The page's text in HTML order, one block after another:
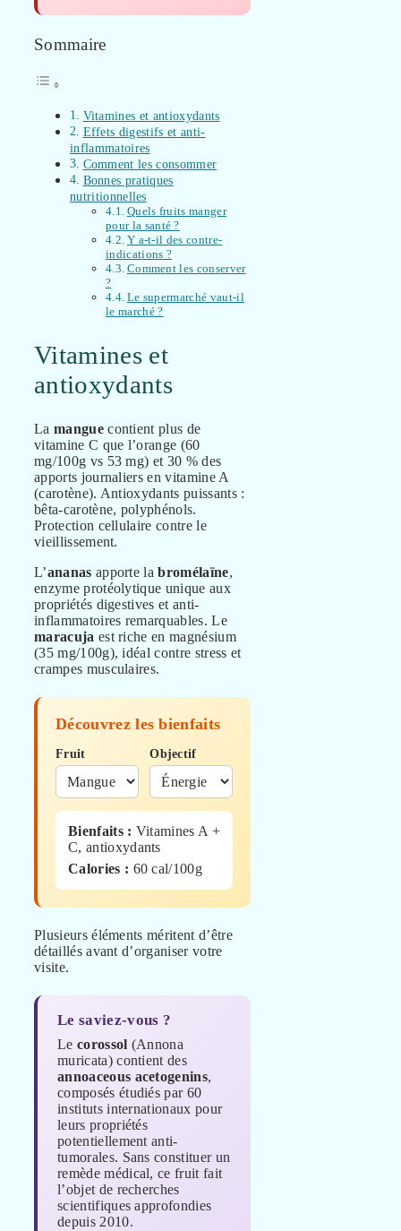
Sommaire
Vitamines et antioxydants
Effets digestifs et anti-
inflammatoires
Comment les consommer
Bonnes pratiques
nutritionnelles
Quels fruits manger
pour la santé ?
Y a-t-il des contre-
indications ?
Comment les conserver
?
Le supermarché vaut-il
le marché ?
Vitamines et
antioxydants
La manguecontient plus de
vitamine C que l’orange (60
mg/100g vs 53 mg) et 30 % des
apports journaliers en vitamine A
(carotène). Antioxydants puissants :
bêta-carotène, polyphénols.
Protection cellulaire contre le
vieillissement.
L’ananas apporte labromélaïne,
enzyme protéolytique unique aux
propriétés digestives et anti-
inflammatoires remarquables. Le
maracuja est riche en magnésium
(35 mg/100g), idéal contre stress et
crampes musculaires.
Découvrez les bienfaits
Fruit Objectif
Bienfaits : Vitamines A +
C, antioxydants
Calories : 60 cal/100g
Plusieurs éléments méritent d’être
détaillés avant d’organiser votre
visite.
Le saviez-vous ?
Le corossol (Annona
muricata) contient des
annoaceous acetogenins,
composés étudiés par 60
instituts internationaux pour
leurs propriétés
potentiellement anti-
tumorales. Sans constituer un
remède médical, ce fruit fait
l’objet de recherches
scientifiques approfondies
depuis 2010.